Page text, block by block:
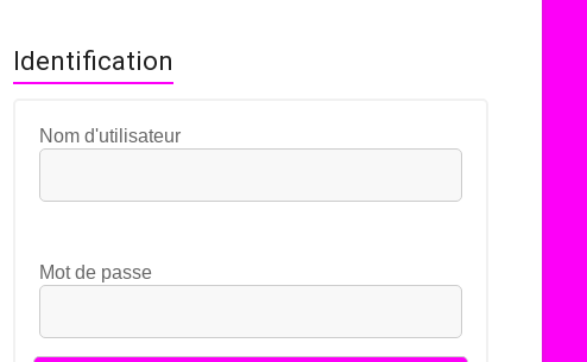
Identification
Nom d'utilisateur
Mot de passe